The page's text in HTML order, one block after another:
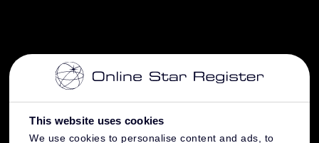
This website uses cookies
We use cookies to personalise content and ads, to